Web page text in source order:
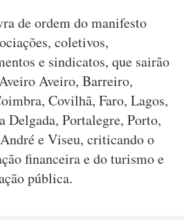
de ordem do manifesto
coletivos,
e sindicatos, que sairão
Aveiro, Barreiro,
Covilhã, Faro, Lagos,
Delgada, Portalegre, Porto,
e Viseu, criticando o
financeira e do turismo e
pública.